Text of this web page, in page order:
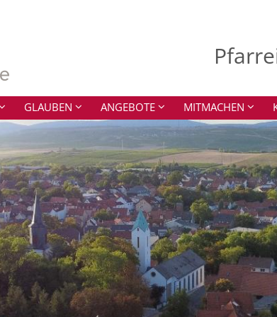
GLAUBEN ANGEBOTE MITMACHEN